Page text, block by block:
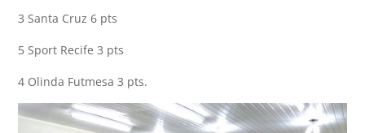
3 Santa Cruz 6 pts
5 Sport Recife 3 pts
4 Olinda Futmesa 3 pts.